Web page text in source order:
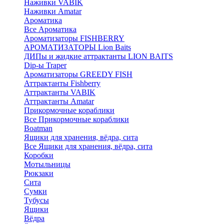
Наживки VABIK
Наживки Amatar
Ароматика
Все Ароматика
Ароматизаторы FISHBERRY
АРОМАТИЗАТОРЫ Lion Baits
ДИПы и жидкие аттрактанты LION BAITS
Dip-ы Traper
Ароматизаторы GREEDY FISH
Аттрактанты Fishberry
Аттрактанты VABIK
Аттрактанты Amatar
Прикормочные кораблики
Все Прикормочные кораблики
Boatman
Ящики для хранения, вёдра, сита
Все Ящики для хранения, вёдра, сита
Коробки
Мотыльницы
Рюкзаки
Сита
Сумки
Тубусы
Ящики
Вёдра